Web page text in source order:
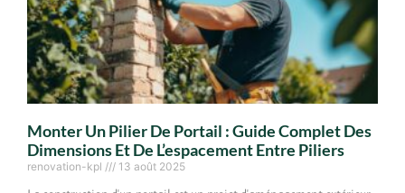
Monter Un Pilier De Portail : Guide Complet Des
Dimensions Et De L’espacement Entre Piliers
renovation-kpl 13 août 2025